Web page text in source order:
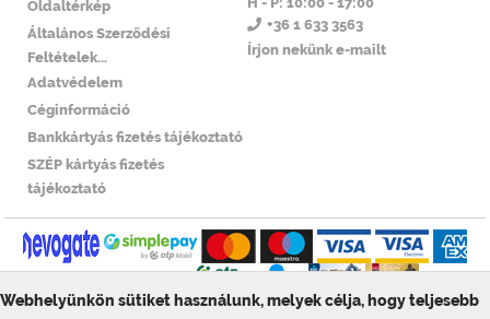
Webhelyünkön sütiket használunk, melyek célja, hogy teljesebb
Oldaltérkép
Általános Szerződési
Feltételek...
Adatvédelem
Céginformáció
Bankkártyás fizetés tájékoztató
SZÉP kártyás fizetés
tájékoztató
+36 1 633 3563
Írjon nekünk e-mailt